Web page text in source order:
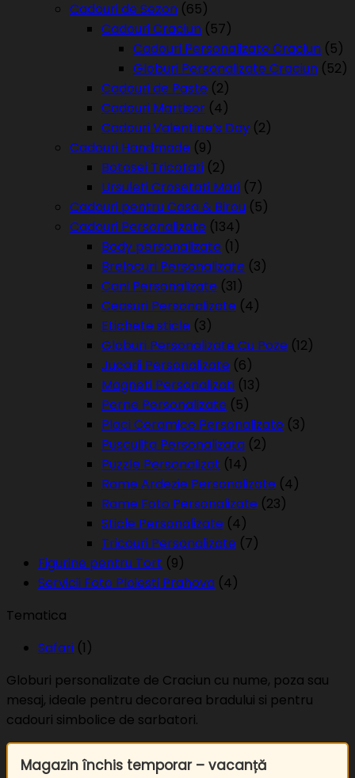
Cadouri de Sezon (65)
Cadouri Craciun (57)
Cadouri Personalizate Craciun (5)
Globuri Personalizate Craciun (52)
Cadouri de Paste (2)
Cadouri Martisor (4)
Cadouri Valentine’s Day (2)
Cadouri Handmade (9)
Botosei Tricotati (2)
Ursuleti Crosetati Mari (7)
Cadouri pentru Casa & Birou (5)
Cadouri Personalizate (134)
Body personalizate (1)
Brelocuri Personalizate (3)
Cani Personalizate (31)
Ceasuri Personalizate (4)
Etichete sticle (3)
Globuri Personalizate Cu Poze (12)
Jucarii Personalizate (6)
Magneti Personalizati (13)
Perne Personalizate (5)
Placi Ceramice Personalizate (3)
Pusculita Personalizata (2)
Puzzle Personalizat (14)
Rame Ardezie Personalizate (4)
Rame Foto Personalizate (23)
Sticle Personalizate (4)
Tricouri Personalizate (7)
Figurine pentru Tort (9)
Servicii Foto Ploiesti Prahova (4)
Tematica
Safari (1)
Globuri personalizate de Craciun cu nume, poza sau
mesaj, ideale pentru decorarea bradului si pentru
cadouri simbolice de sarbatori.
Magazin închis temporar – vacanță